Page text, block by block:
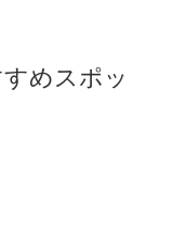
めスポッ